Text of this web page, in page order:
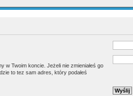
w Twoim koncie. Jeżeli nie zmieniałeś go
to tez sam adres, który podałeś